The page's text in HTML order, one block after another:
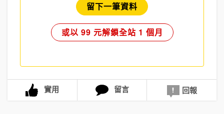
留下一筆資料
或以 99 元解鎖全站 1 個月
實用 留言 回報